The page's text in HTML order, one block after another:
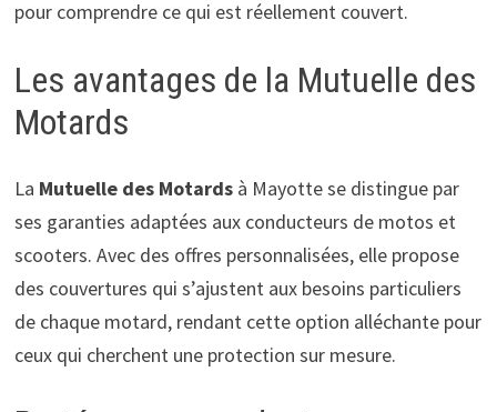
pour comprendre ce qui est réellement couvert.
Les avantages de la Mutuelle des
Motards
La Mutuelle des Motardsà Mayotte se distingue par
ses garanties adaptées aux conducteurs de motos et
scooters. Avec des offres personnalisées, elle propose
des couvertures qui s’ajustent aux besoins particuliers
de chaque motard, rendant cette option alléchante pour
ceux qui cherchent une protection sur mesure.